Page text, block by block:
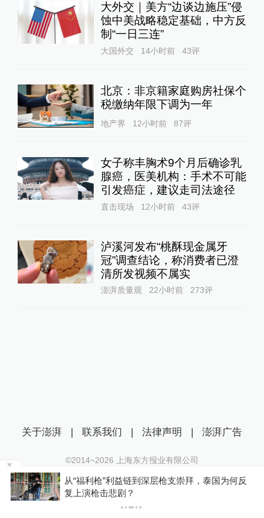
大外交｜美方“边谈边施压”侵
蚀中美战略稳定基础，中方反
制“一日三连”
大国外交 14小时前 43评
北京：非京籍家庭购房社保个
税缴纳年限下调为一年
地产界 12小时前 87评
女子称丰胸术9个月后确诊乳
腺癌，医美机构：手术不可能
引发癌症，建议走司法途径
直击现场 12小时前 43评
泸溪河发布“桃酥现金属牙
冠”调查结论，称消费者已澄
清所发视频不属实
澎湃质量观 22小时前 273评
从“福利枪”利益链到深层枪支崇拜，泰国为何反
复上演枪击悲剧？
关于澎湃 | 联系我们 | 法律声明 | 澎湃广告
©2014~2026 上海东方报业有限公司
沪ICP证：沪B2-20170116 | 沪ICP备14003370号
互联网新闻信息服务许可证：31120170006
沪公网安备 31010602000299号